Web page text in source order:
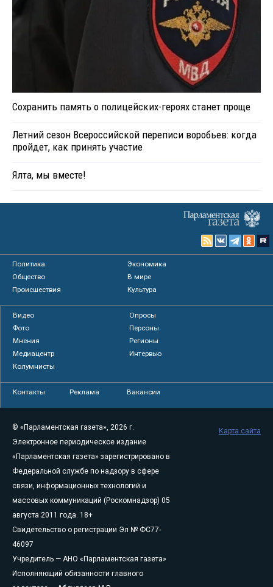
Сохранить память о полицейских-героях станет проще
Летний сезон Всероссийской переписи воробьев: когда
пройдет, как принять участие
Ялта, мы вместе!
Политика
Экономика
Общество
В мире
Происшествия
Культура
Видео
Опросы
Фото
Персоны
Мнения
Регионы
Медиацентр
Интервью
Колумнисты
Контакты Реклама Вакансии
© «Парламентская газета», 2026 г.
Электронное периодическое издание
«Парламентская газета» зарегистрировано в
Федеральной службе по надзору в сфере
связи, информационных технологий и
массовых коммуникаций (Роскомнадзор) 05
августа 2011 года. 18+
Свидетельство о регистрации Эл № ФС77-
46097
Учредитель — АНО «Парламентская газета»
Исполняющий обязанности главного
Карта сайта